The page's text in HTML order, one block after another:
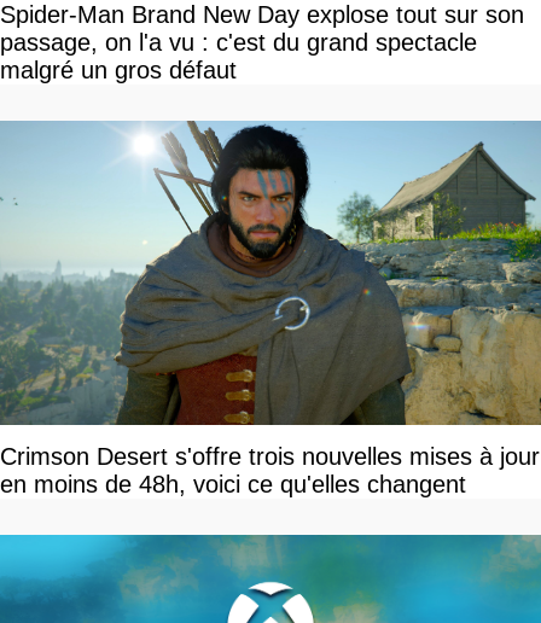
Spider-Man Brand New Day explose tout sur son
passage, on l'a vu : c'est du grand spectacle
malgré un gros défaut
Crimson Desert s'offre trois nouvelles mises à jour
en moins de 48h, voici ce qu'elles changent